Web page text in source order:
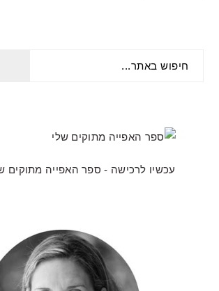
SIDEBAR
עכשיו לרכישה - ספר האפייה מתוקים